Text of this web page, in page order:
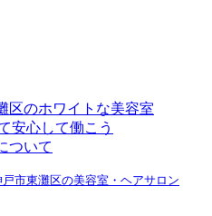
区のホワイトな美容室
安心して働こう
ついて
市東灘区の美容室・ヘアサロン